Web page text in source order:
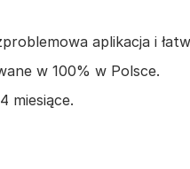
aplikacja i
w 100% w Polsce.
miesiące.